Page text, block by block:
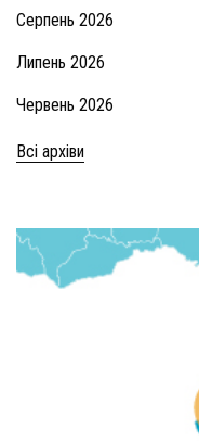
Серпень 2026
Липень 2026
Червень 2026
Всі архіви